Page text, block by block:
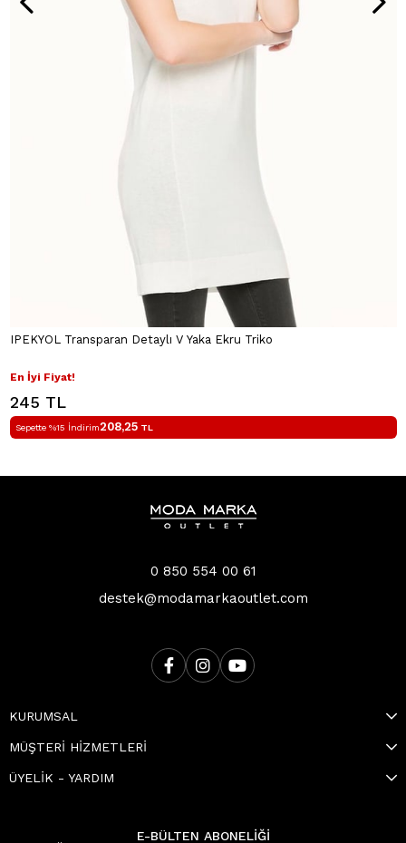
IPEKYOL Transparan Detaylı V Yaka Ekru Triko
En İyi Fiyat!
245 TL
Sepette %15 İndirim208,25 TL
0 850 554 00 61
destek@modamarkaoutlet.com
KURUMSAL
MÜŞTERİ HİZMETLERİ
ÜYELİK - YARDIM
E-BÜLTEN ABONELİĞİ